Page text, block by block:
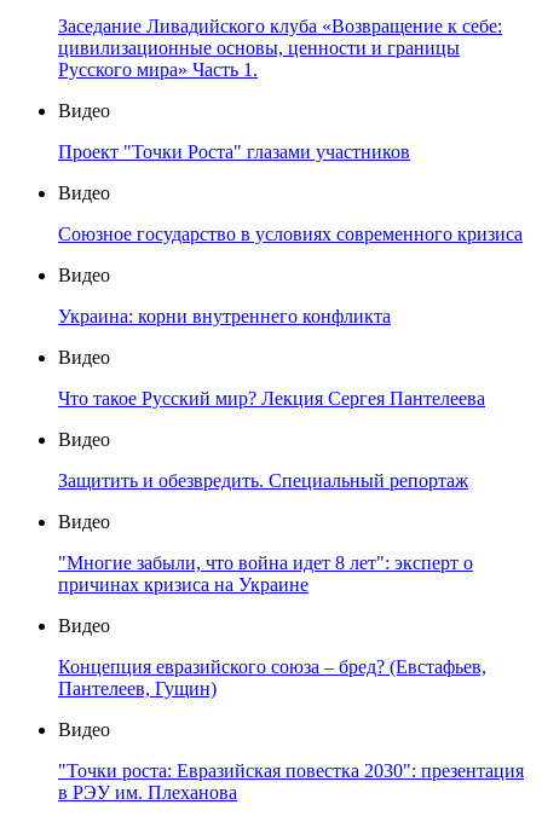
Заседание Ливадийского клуба «Возвращение к себе:
цивилизационные основы, ценности и границы
Русского мира» Часть 1.
Видео
Проект "Точки Роста" глазами участников
Видео
Союзное государство в условиях современного кризиса
Видео
Украина: корни внутреннего конфликта
Видео
Что такое Русский мир? Лекция Сергея Пантелеева
Видео
Защитить и обезвредить. Специальный репортаж
Видео
"Многие забыли, что война идет 8 лет": эксперт о
причинах кризиса на Украине
Видео
Концепция евразийского союза – бред? (Евстафьев,
Пантелеев, Гущин)
Видео
"Точки роста: Евразийская повестка 2030": презентация
в РЭУ им. Плеханова